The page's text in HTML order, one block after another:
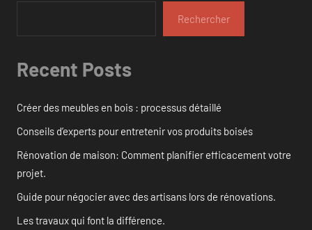
Rechercher
Recent Posts
Créer des meubles en bois : processus détaillé
Conseils d’experts pour entretenir vos produits boisés
Rénovation de maison: Comment planifier efficacement votre
projet.
Guide pour négocier avec des artisans lors de rénovations.
Les travaux qui font la différence.